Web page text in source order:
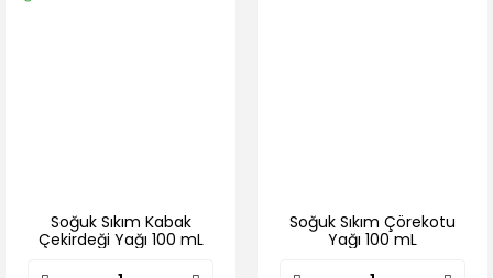
Soğuk Sıkım Kabak
Çekirdeği Yağı 100 mL
Soğuk Sıkım Çörekotu
Yağı 100 mL